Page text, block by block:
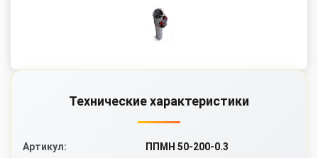
Технические характеристики
Артикул: ППМН 50-200-0.3